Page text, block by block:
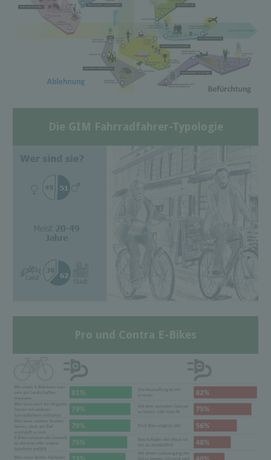
Die GIM Fahrradfahrer-Typologie
Pro und Contra E-Bikes